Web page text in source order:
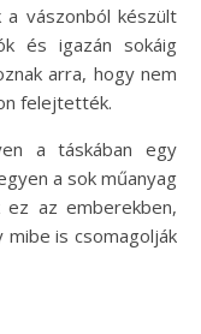
a vászonból készült
és igazán sokáig
arra, hogy nem
felejtették.
a táskában egy
a sok műanyag
ez az emberekben,
mibe is csomagolják